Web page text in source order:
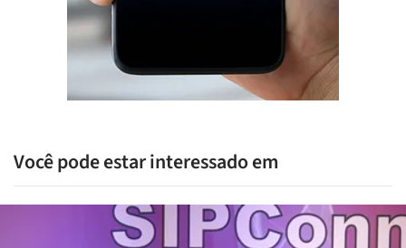
Você pode estar interessado em